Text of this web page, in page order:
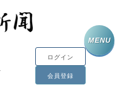
ログイン
会員登録
MENU